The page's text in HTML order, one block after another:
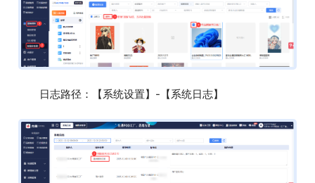
日志路径：【系统设置】-【系统日志】